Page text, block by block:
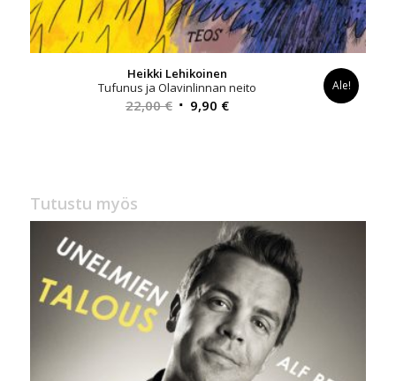
Heikki Lehikoinen
Tufunus ja Olavinlinnan neito
22,00€ Alkuperäinen
9,90 €Nykyinen
Ale!
Tutustu myös